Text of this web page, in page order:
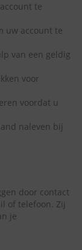
te
uw account te
van een geldig
voor
voordat u
naleven bij
door contact
of telefoon. Zij
je